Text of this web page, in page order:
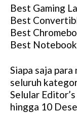
Best Gaming
Best
Best
Best
Siapa saja
seluruh
Selular
hingga 10